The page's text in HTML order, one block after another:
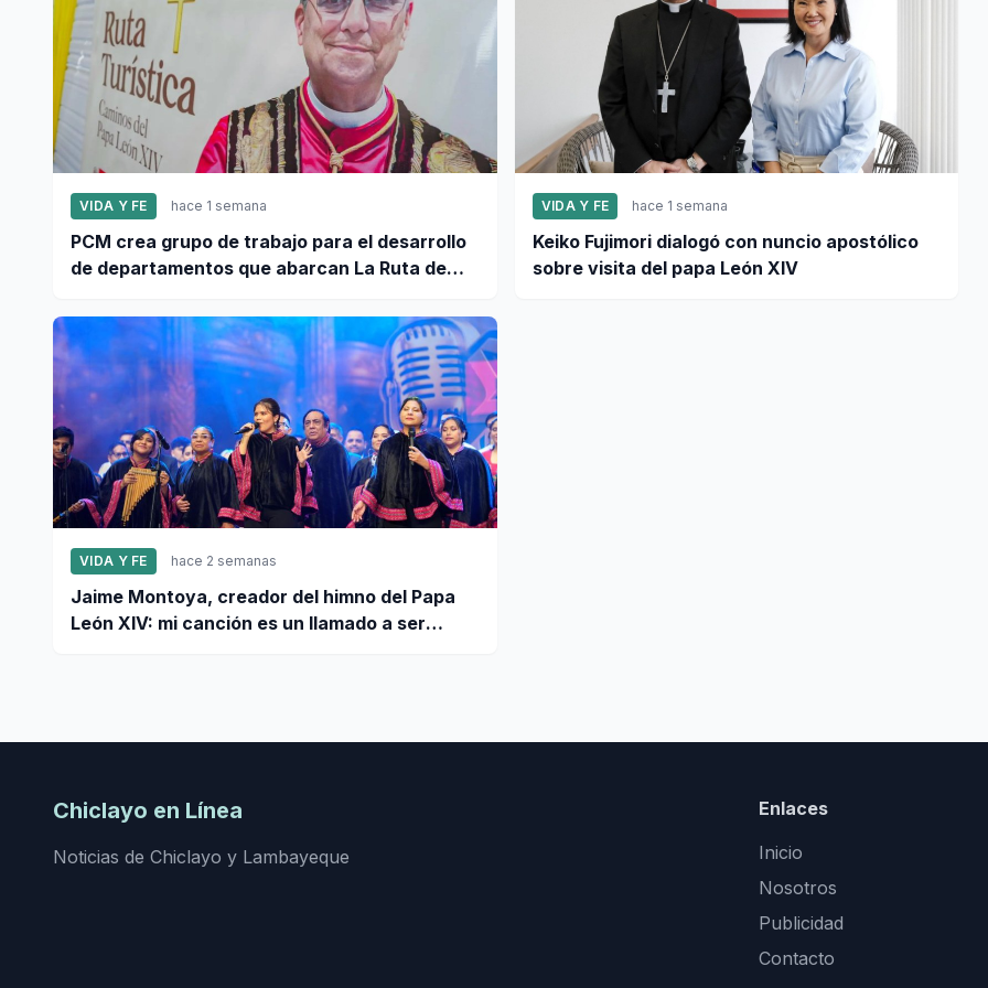
VIDA Y FE hace 1 semana
PCM crea grupo de trabajo para el desarrollo
de departamentos que abarcan La Ruta de
VIDA Y FE hace 1 semana
Keiko Fujimori dialogó con nuncio apostólico
sobre visita del papa León XIV
VIDA Y FE hace 2 semanas
Jaime Montoya, creador del himno del Papa
León XIV: mi canción es un llamado a ser
Chiclayo en Línea
Noticias de Chiclayo y Lambayeque
Enlaces
Inicio
Nosotros
Publicidad
Contacto